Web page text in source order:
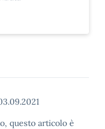
questo articolo è